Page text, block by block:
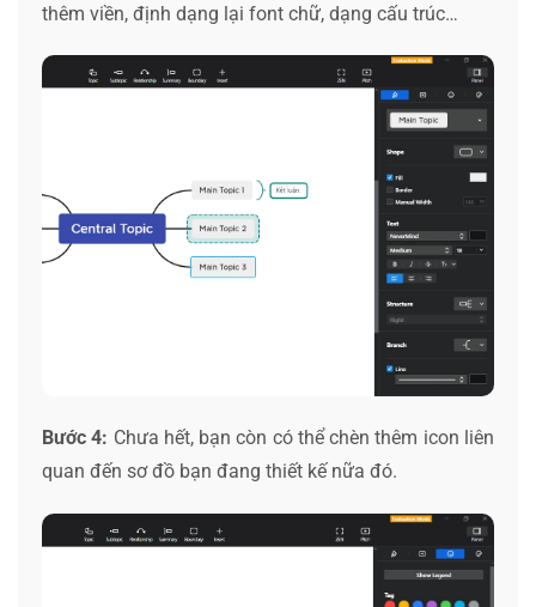
thêm viền, định dạng lại font chữ, dạng cấu trúc…
Bước 4: Chưa hết, bạn còn có thể chèn thêm icon liên
quan đến sơ đồ bạn đang thiết kế nữa đó.